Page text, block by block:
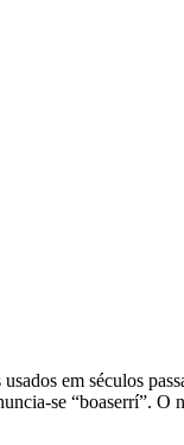
em séculos
se “boaserrí”. O